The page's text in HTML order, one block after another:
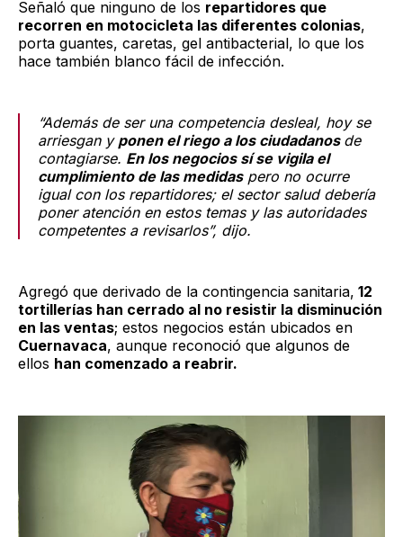
Señaló que ninguno de los repartidores que
recorren en motocicleta las diferentes colonias,
porta guantes, caretas, gel antibacterial, lo que los
hace también blanco fácil de infección.
“Además de ser una competencia desleal, hoy se
arriesgan y ponen el riego a los ciudadanos de
contagiarse. En los negocios sí se vigila el
cumplimiento de las medidaspero no ocurre
igual con los repartidores; el sector salud debería
poner atención en estos temas y las autoridades
competentes a revisarlos”, dijo.
Agregó que derivado de la contingencia sanitaria, 12
tortillerías han cerrado al no resistir la disminución
en las ventas; estos negocios están ubicados en
Cuernavaca, aunque reconoció que algunos de
ellos han comenzado a reabrir.